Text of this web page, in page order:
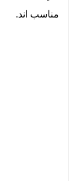
مناسب اند.